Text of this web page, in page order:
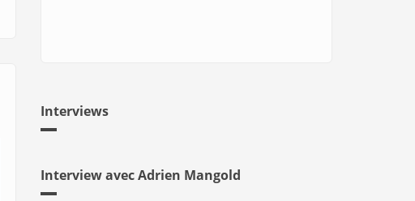
Interviews
Interview avec Adrien Mangold